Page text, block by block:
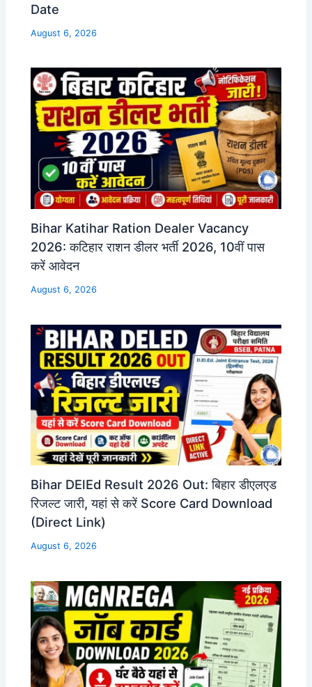
Date
August 6, 2026
Bihar Katihar Ration Dealer Vacancy
2026: कटिहार राशन डीलर भर्ती 2026, 10वीं पास
करें आवेदन
August 6, 2026
Bihar DElEd Result 2026 Out: बिहार डीएलएड
रिजल्ट जारी, यहां से करें Score Card Download
(Direct Link)
August 6, 2026